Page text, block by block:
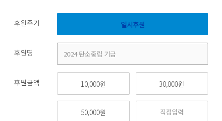
후원주기 일시후원
후원명
후원금액 10,000원 30,000원
50,000원